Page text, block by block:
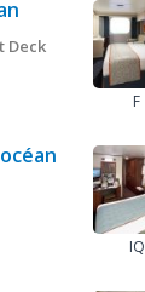
Deck
F
IQ